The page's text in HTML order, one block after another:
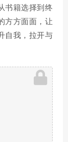
书籍选择到终
方方面面，让
自我，拉开与